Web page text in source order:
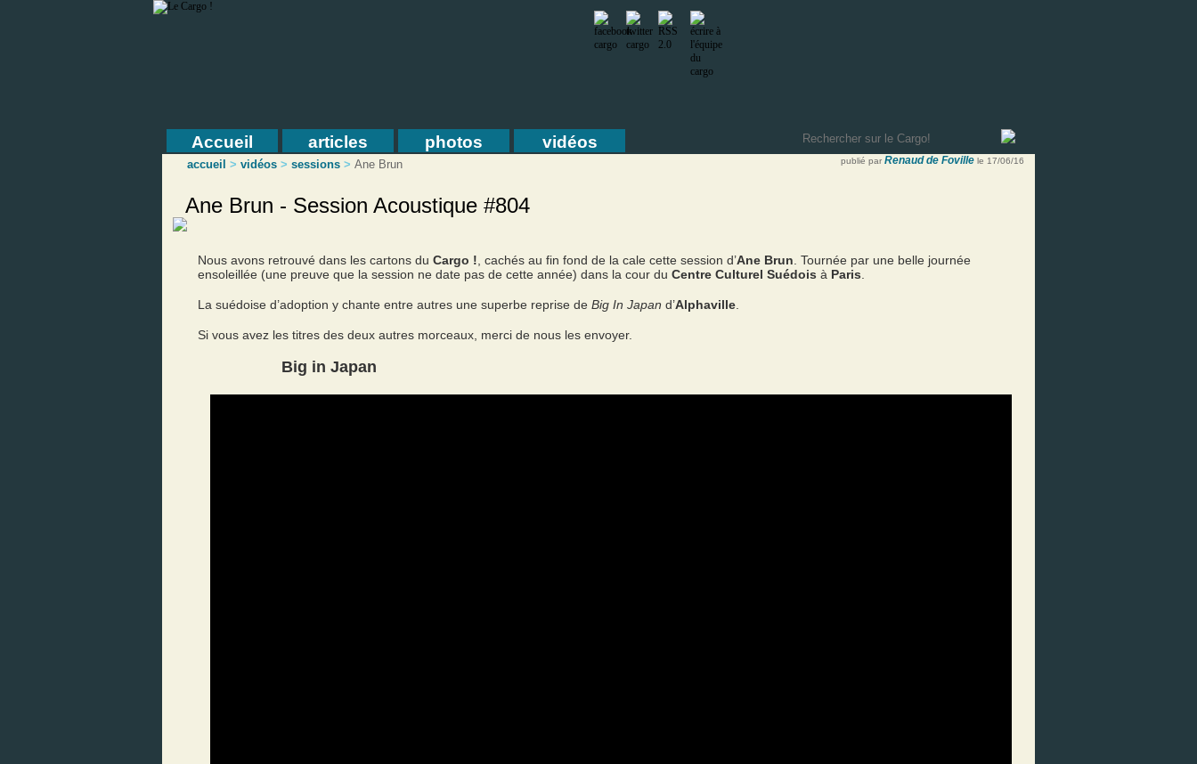
Accueil articles photos vidéos
accueil > vidéos > sessions > Ane Brun publié par Renaud de Foville le 17/06/16
Ane Brun - Session Acoustique #804
Nous avons retrouvé dans les cartons du Cargo ! , cachés au fin fond de la cale cette session d’Ane Brun . Tournée par une belle journée
ensoleillée (une preuve que la session ne date pas de cette année) dans la cour du Centre Culturel Suédois à Paris
La suédoise d’adoption y chante entre autres une superbe reprise de Big In Japan d’Alphaville
Si vous avez les titres des deux autres morceaux, merci de nous les envoyer.
Big in Japan